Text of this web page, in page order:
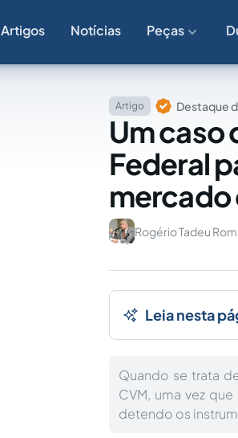
Artigos Notícias Peças
Artigo Destaque
Um caso
Federal
mercado
Rogério Tadeu
Leia nesta
Quando se trata
CVM, uma vez
detendo os